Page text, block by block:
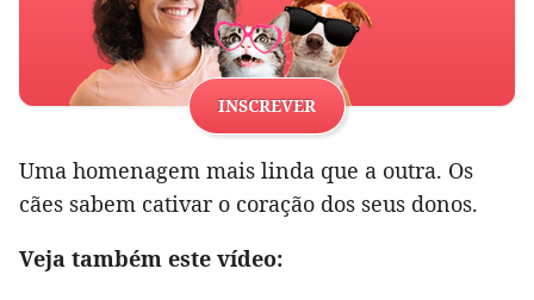
INSCREVER
Uma homenagem mais linda que a outra. Os
cães sabem cativar o coração dos seus donos.
Veja também este vídeo: